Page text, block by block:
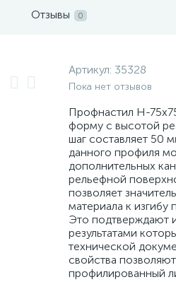
Отзывы 0
Артикул: 35328
Пока нет отзывов
Профнастил H-
форму с высотой
шаг составляет 50
данного профиля
дополнительных
рельефной
позволяет
материала к изгибу
Это подтверждают
результатами
технической
свойства
профилированный